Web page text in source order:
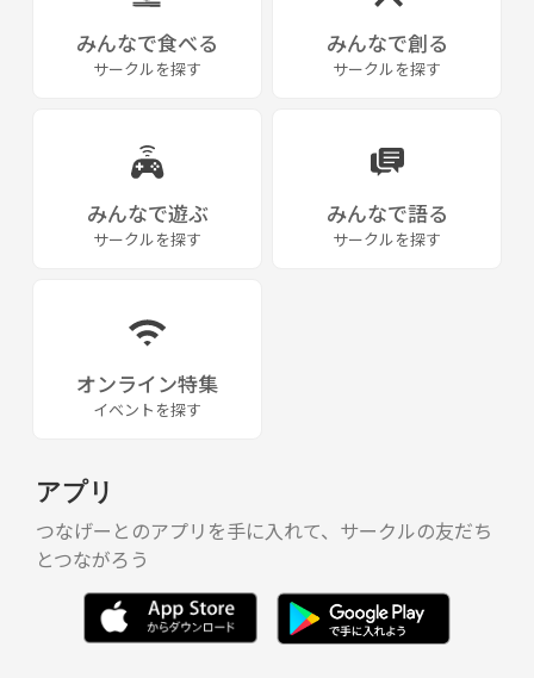
みんなで食べる
サークルを探す
みんなで創る
サークルを探す
みんなで遊ぶ
サークルを探す
みんなで語る
サークルを探す
オンライン特集
イベントを探す
アプリ
つなげーとのアプリを手に入れて、サークルの友だち
とつながろう